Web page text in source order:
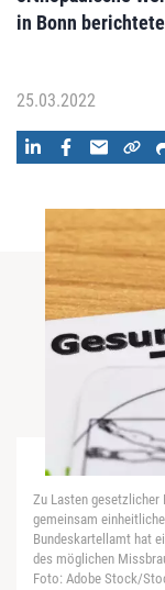
in Bonn
25.03.2022
Zu Lasten gesetzlicher
gemeinsam
Bundeskartellamt hat
des möglichen
Foto: Adobe Stock/